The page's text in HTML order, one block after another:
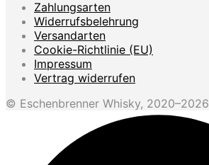
Zahlungsarten
Widerrufsbelehrung
Versandarten
Cookie-Richtlinie (EU)
Impressum
Vertrag widerrufen
© Eschenbrenner Whisky, 2020–2026